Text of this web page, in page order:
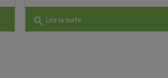
search Lire la suite